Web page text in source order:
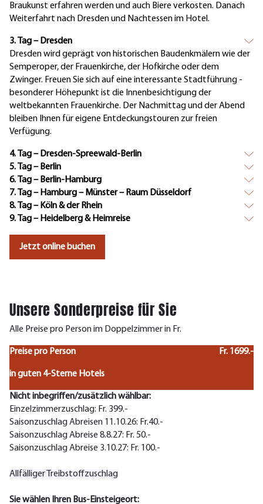
Braukunst erfahren werden und auch Biere verkosten. Danach
Weiterfahrt nach Dresden und Nachtessen im Hotel.
3. Tag – Dresden
Dresden wird geprägt von historischen Baudenkmälern wie der
Semperoper, der Frauenkirche, der Hofkirche oder dem
Zwinger. Freuen Sie sich auf eine interessante Stadtführung -
besonderer Höhepunkt ist die Innenbesichtigung der
weltbekannten Frauenkirche. Der Nachmittag und der Abend
bleiben Ihnen für eigene Entdeckungstouren zur freien
Verfügung.
4. Tag – Dresden-Spreewald-Berlin
5. Tag – Berlin
6. Tag – Berlin-Hamburg
7. Tag – Hamburg – Münster – Raum Düsseldorf
8. Tag – Köln & der Rhein
9. Tag – Heidelberg & Heimreise
Jetzt online buchen
Unsere Sonderpreise für Sie
Alle Preise pro Person im Doppelzimmer in Fr.
Preise pro Person Fr. 1699.-
in guten 4-Sterne Hotels
Nicht inbegriffen/zusätzlich wählbar:
Einzelzimmerzuschlag: Fr. 399.-
Saisonzuschlag Abreisen 11.10.26: Fr.40.-
Saisonzuschlag Abreise 8.8.27: Fr. 50.-
Saisonzuschlag Abreise 3.10.27: Fr. 100.-
Allfälliger Treibstoffzuschlag
Sie wählen Ihren Bus-Einsteigeort: